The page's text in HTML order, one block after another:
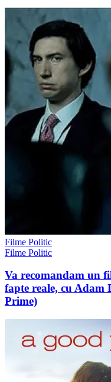
Filme Politic
Filme Politic
Va recomandam un
fapte reale, cu
Prime)